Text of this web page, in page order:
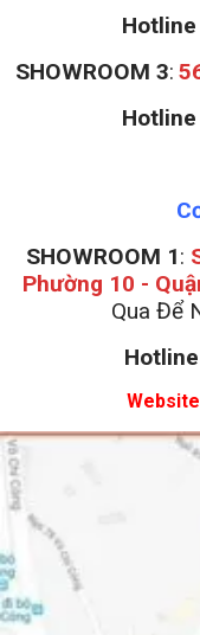
SHOWROOM 3:
SHOWROOM 1:
Phường 10 -
Qua Để